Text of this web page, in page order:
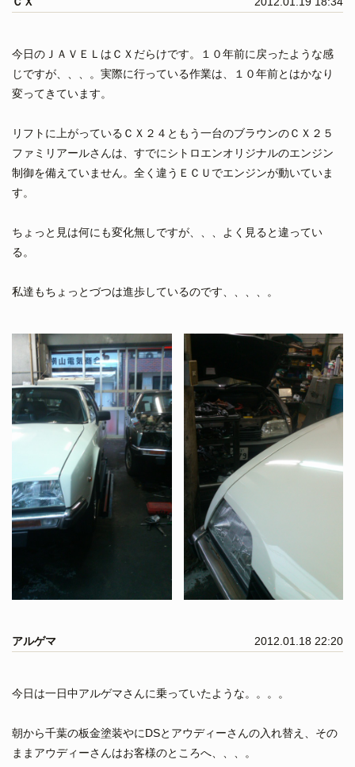
今日のＪＡＶＥＬはＣＸだらけです。１０年前に戻ったような感
じですが、、、。実際に行っている作業は、１０年前とはかなり
変ってきています。
リフトに上がっているＣＸ２４ともう一台のブラウンのＣＸ２５
ファミリアールさんは、すでにシトロエンオリジナルのエンジン
制御を備えていません。全く違うＥＣＵでエンジンが動いていま
す。
ちょっと見は何にも変化無しですが、、、よく見ると違ってい
る。
私達もちょっとづつは進歩しているのです、、、、。
アルゲマ 2012.01.18 22:20
今日は一日中アルゲマさんに乗っていたような。。。。
朝から千葉の板金塗装やにDSとアウディーさんの入れ替え、その
ままアウディーさんはお客様のところへ、、、。